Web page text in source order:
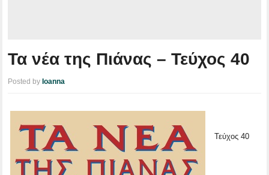
Τα νέα της Πιάνας – Τεύχος 40
Posted by Ioanna
Τεύχος 40